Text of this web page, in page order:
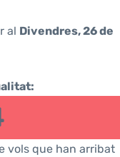
al Divendres, 26 de
vols que han arribat